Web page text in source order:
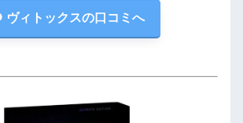
ヴィトックスの口コミへ